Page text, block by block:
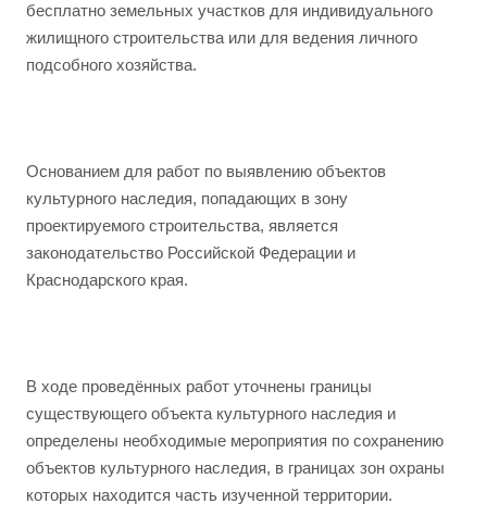
бесплатно земельных участков для индивидуального
жилищного строительства или для ведения личного
подсобного хозяйства.
Основанием для работ по выявлению объектов
культурного наследия, попадающих в зону
проектируемого строительства, является
законодательство Российской Федерации и
Краснодарского края.
В ходе проведённых работ уточнены границы
существующего объекта культурного наследия и
определены необходимые мероприятия по сохранению
объектов культурного наследия, в границах зон охраны
которых находится часть изученной территории.